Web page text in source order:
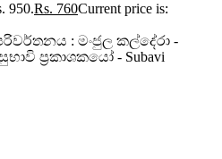
950.Rs. 760Current price is:
පරිවර්තනය : මංජුල කල්දේරා -
ප්‍රකාශකයෝ - Subavi